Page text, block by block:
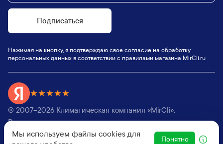
Подписаться
Нажимая на кнопку, я подтверждаю свое согласие на обработку
персональных данных в соответствии с правилами магазина MirCli.ru
© 2007–2026 Климатическая компания «MirCli».
Все права защищены,
Оферта|Пользовательское соглашение
Мы используем файлы cookies для
Понятно